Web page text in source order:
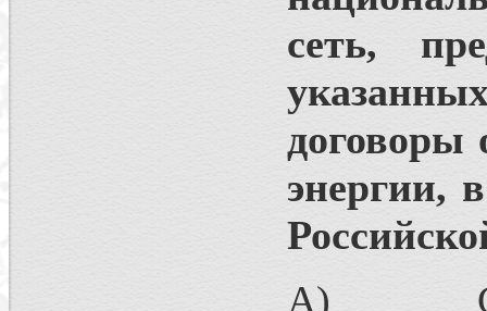
сеть,
договоры
энергии,
А) С